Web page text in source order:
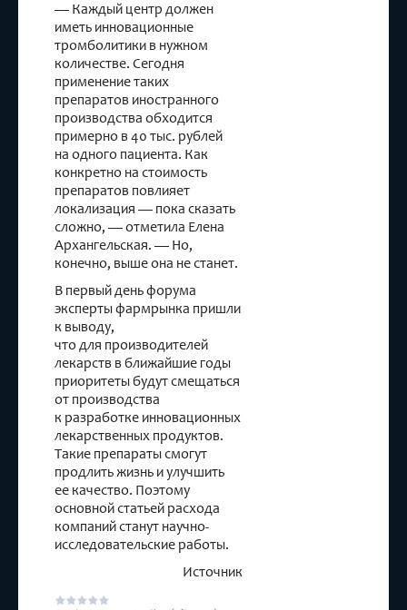
— Каждый центр должен
иметь инновационные
тромболитики в нужном
количестве. Сегодня
применение таких
препаратов иностранного
производства обходится
примерно в 40 тыс. рублей
на одного пациента. Как
конкретно на стоимость
препаратов повлияет
локализация — пока сказать
сложно, — отметила Елена
Архангельская. — Но,
конечно, выше она не станет.
В первый день форума
эксперты фармрынка пришли
к выводу,
что для производителей
лекарств в ближайшие годы
приоритеты будут смещаться
от производства
к разработке инновационных
лекарственных продуктов.
Такие препараты смогут
продлить жизнь и улучшить
ее качество. Поэтому
основной статьей расхода
компаний станут научно-
исследовательские работы.
Источник